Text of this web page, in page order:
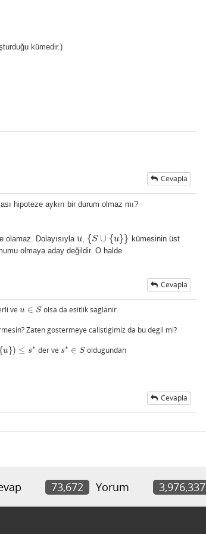
kümedir.)
Cevapla
hipoteze aykırı bir durum olmaz mı?
olamaz. Dolayısıylau
u, {S ∪ {u}}
{S∪{u }}
kümesinin üst
olmaya aday değildir. O halde
Cevapla
ve u ∈ S
u∈S olsa da esitlik saglanir.
Zaten gostermeye calistigimiz da bu degil mi?
{u}) ≤ s∗
})≤s∗ der ve s∗ ∈ S
s∗ ∈S oldugundan
Cevapla
73,672 Yorum 3,976,337